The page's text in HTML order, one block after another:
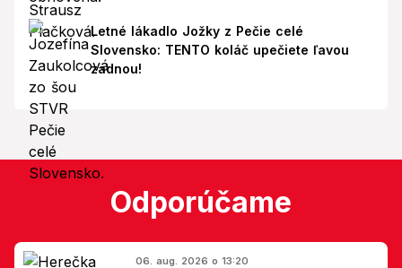
Letné lákadlo Jožky z Pečie celé
Slovensko: TENTO koláč upečiete ľavou
zadnou!
Odporúčame
06. aug. 2026 o 13:20